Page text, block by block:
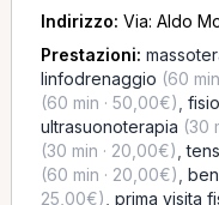
Indirizzo: Via: Aldo
Prestazioni:
linfodrenaggio (60
(60 min · 50,00€)
ultrasuonoterapia (30
(30 min · 20,00€) ,tens
(60 min · 20,00€)
25,00€) prima visita